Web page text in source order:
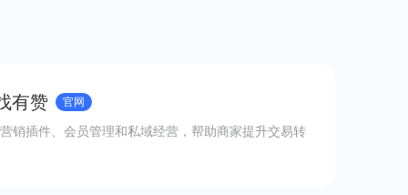
有赞 官网
销插件、会员管理和私域经营，帮助商家提升交易转